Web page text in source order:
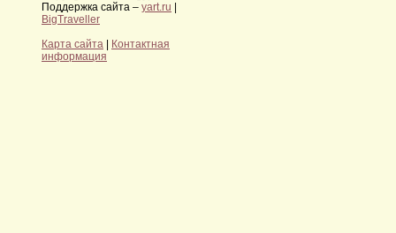
Поддержка сайта – yart.ru |
BigTraveller
Карта сайта | Контактная
информация